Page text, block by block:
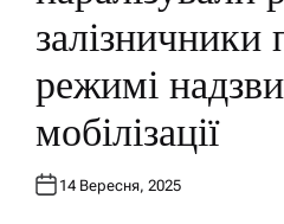
режимі
мобілізації
14 Вересня, 2025